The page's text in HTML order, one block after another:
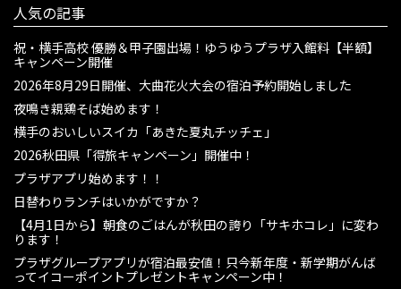
人気の記事
祝・横手高校 優勝＆甲子園出場！ゆうゆうプラザ入館料【半額】
キャンペーン開催
2026年8月29日開催、大曲花火大会の宿泊予約開始しました
夜鳴き親鶏そば始めます！
横手のおいしいスイカ「あきた夏丸チッチェ」
2026秋田県「得旅キャンペーン」開催中！
プラザアプリ始めます！！
日替わりランチはいかがですか？
【4月1日から】朝食のごはんが秋田の誇り「サキホコレ」に変わ
ります！
プラザグループアプリが宿泊最安値！只今新年度・新学期がんば
ってイコーポイントプレゼントキャンペーン中！